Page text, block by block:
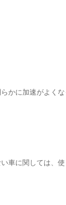
かに加速がよくな
車に関しては、使